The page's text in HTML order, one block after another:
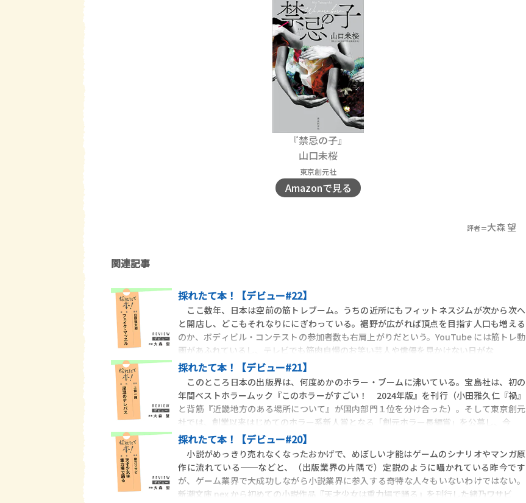
『禁忌の子』
山口未桜
東京創元社
Amazonで見る
評者＝大森 望
関連記事
採れたて本！【デビュー#22】
ここ数年、日本は空前の筋トレブーム。うちの近所にもフィットネスジムが次から次へ
と開店し、どこもそれなりににぎわっている。裾野が広がれば頂点を目指す人口も増える
のか、ボディビル・コンテストの参加者数も右肩上がりだという。YouTube には筋トレ動
画があふれているし、テレビでも筋肉自慢のお笑い芸人や俳優を見かけない日がな
採れたて本！【デビュー#21】
このところ日本の出版界は、何度めかのホラー・ブームに沸いている。宝島社は、初の
年間ベストホラームック『このホラーがすごい！ 2024年版』を刊行（小田雅久仁『禍』
と背筋『近畿地方のある場所について』が国内部門１位を分け合った）。そして東京創元
社では、創業以来はじめてのホラー系新人賞となる「創元ホラー長編賞」を公募し、今
採れたて本！【デビュー#20】
小説がめっきり売れなくなったおかげで、めぼしい才能はゲームのシナリオやマンガ原
作に流れている──などと、（出版業界の片隅で）定説のように囁かれている昨今です
が、ゲーム業界で大成功しながら小説業界に参入する奇特な人々もいないわけではない。
新潮文庫 nex から初めての小説作品『天才少女は重力場で踊る』を刊行した緒乃ワサビ